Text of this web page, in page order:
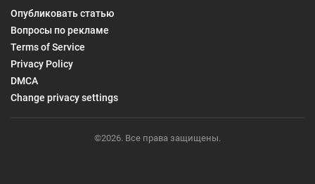
Опубликовать статью
Вопросы по рекламе
Terms of Service
Privacy Policy
DMCA
Change privacy settings
©2026. Все права защищены.